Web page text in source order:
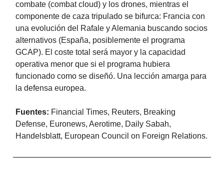
combate (combat cloud) y los drones, mientras el
componente de caza tripulado se bifurca: Francia con
una evolución del Rafale y Alemania buscando socios
alternativos (España, posiblemente el programa
GCAP). El coste total será mayor y la capacidad
operativa menor que si el programa hubiera
funcionado como se diseñó. Una lección amarga para
la defensa europea.
Fuentes: Financial Times, Reuters, Breaking
Defense, Euronews, Aerotime, Daily Sabah,
Handelsblatt, European Council on Foreign Relations.